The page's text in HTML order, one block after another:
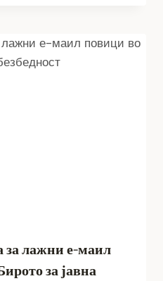
лажни е-маил
за јавна